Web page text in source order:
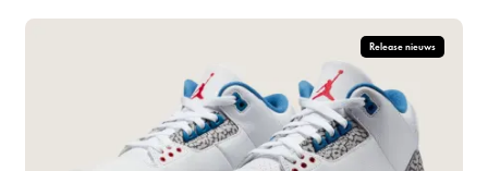
Release nieuws